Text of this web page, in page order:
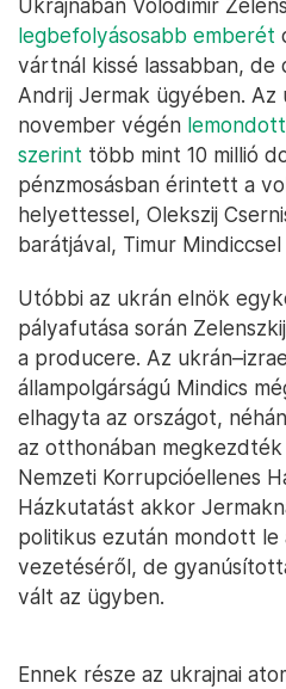
Ukrajnában Volodimir
legbefolyásosabb emberét
vártnál kissé lassabban,
Andrij Jermak ügyében. Az
november végén lemondott
szerint több mint 10 millió
pénzmosásban érintett a
helyettessel, Olekszij
barátjával, Timur
Utóbbi az ukrán elnök
pályafutása során
a produсere. Az
állampolgárságú Mindics
elhagyta az országot,
az otthonában
Nemzeti Korrupcióellenes
Házkutatást akkor
politikus ezután mondott le
vezetéséről, de
vált az ügyben.
Ennek része az ukrajnai